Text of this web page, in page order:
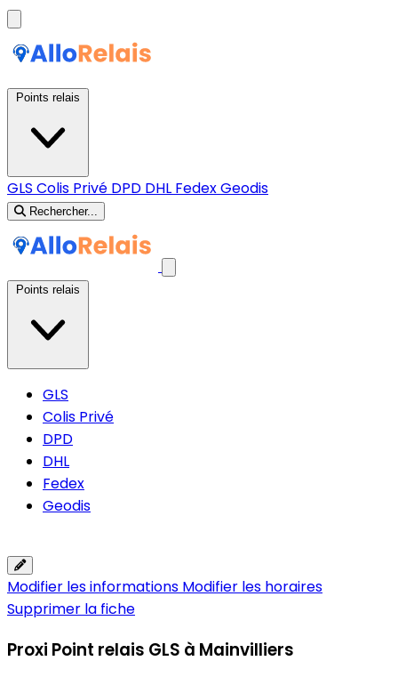
GLS Colis Privé DPD DHL FedexGeodis
Rechercher...
GLS
Colis Privé
DPD
DHL
Fedex
Geodis
Modifier les informations Modifier les horaires
Supprimer la fiche
Proxi Point relais GLS à Mainvilliers